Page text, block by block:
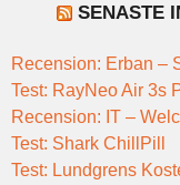
SENASTE
Recension: Erban –
Test: RayNeo Air 3s
Recension: IT –
Test: Shark ChillPill
Test: Lundgrens